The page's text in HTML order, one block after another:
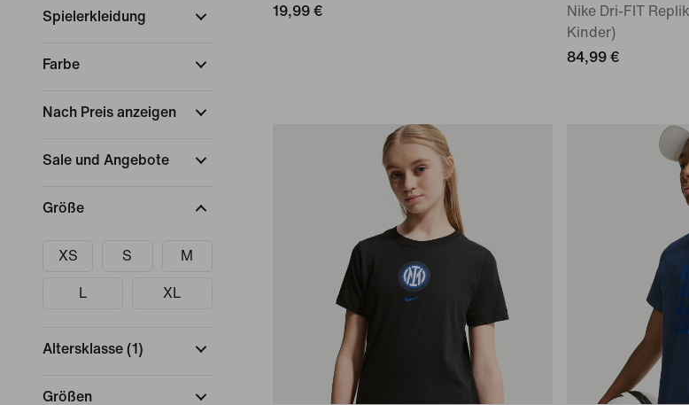
Spielerkleidung
Farbe
Nach Preis anzeigen
Sale und Angebote
Größe
XS S M
L XL
Altersklasse (1)
Größen
19,99 €
Nike Dri-FIT
Kinder)
84,99 €